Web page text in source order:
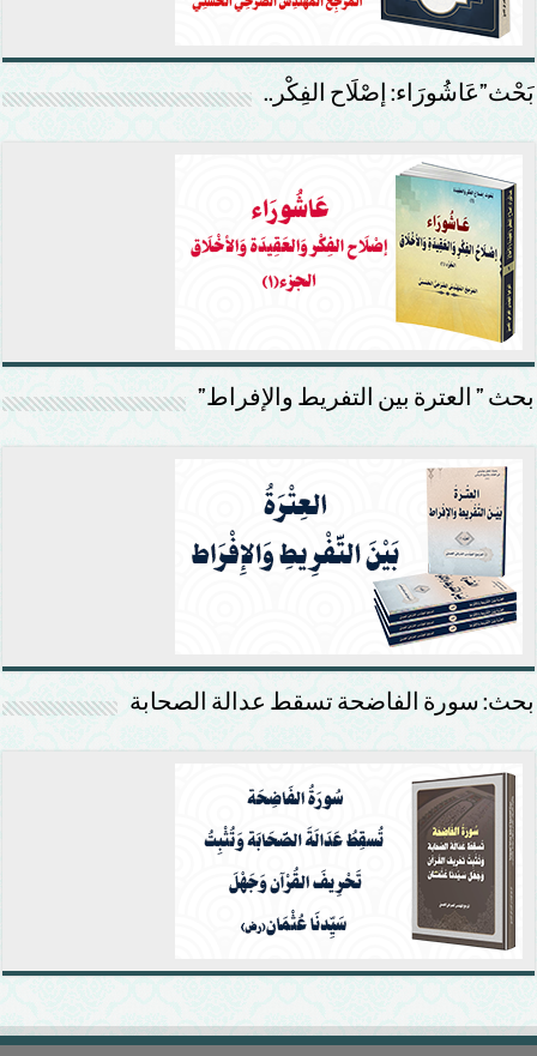
بَحْث”عَاشُورَاء: إصْلَاح الفِكْر..
بحث ” العترة بين التفريط والإفراط”
بحث: سورة الفاضحة تسقط عدالة الصحابة